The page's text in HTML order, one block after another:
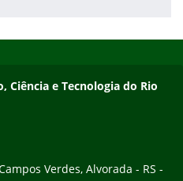
Ciência e Tecnologia do Rio
Verdes, Alvorada - RS -